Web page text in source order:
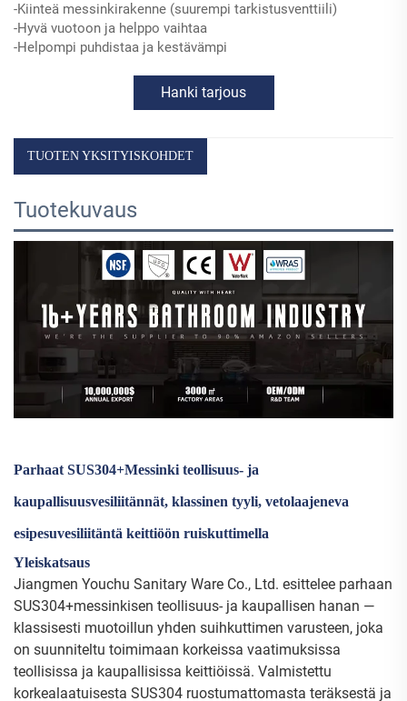
-Kiinteä messinkirakenne (suurempi tarkistusventtiili)
-Hyvä vuotoon ja helppo vaihtaa
-Helpompi puhdistaa ja kestävämpi
Hanki tarjous
TUOTEN YKSITYISKOHDET
Tuotekuvaus
Parhaat SUS304+Messinki teollisuus- ja
kaupallisuusvesiliitännät, klassinen tyyli, vetolaajeneva
esipesuvesiliitäntä keittiöön ruiskuttimella
Yleiskatsaus
Jiangmen Youchu Sanitary Ware Co., Ltd. esittelee parhaan
SUS304+messinkisen teollisuus- ja kaupallisen hanan —
klassisesti muotoillun yhden suihkuttimen varusteen, joka
on suunniteltu toimimaan korkeissa vaatimuksissa
teollisissa ja kaupallisissa keittiöissä. Valmistettu
korkealaatuisesta SUS304 ruostumattomasta teräksestä ja